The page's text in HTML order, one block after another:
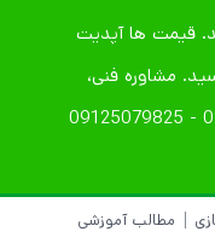
60 روزه دارند. قیمت ها آپدیت
مشاوره فنی،
مطالب آموزشی